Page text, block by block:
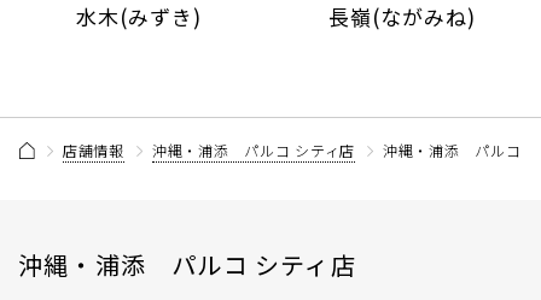
水木(みずき) 長嶺(ながみね)
店舗情報 沖縄・浦添 パルコ シティ店 沖縄・浦添 パルコ
沖縄・浦添 パルコ シティ店